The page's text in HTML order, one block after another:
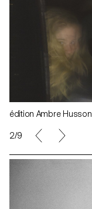
édition Ambre Husson
3/9